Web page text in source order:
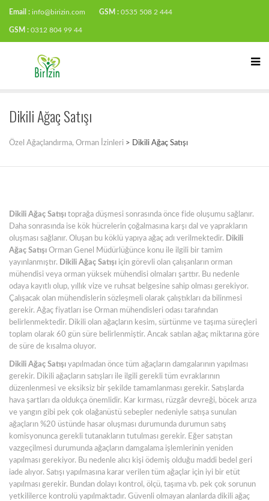
Email : info@birizin.com GSM : 0535 508 2 444
GSM : 0312 804 99 44
Dikili Ağaç Satışı
Özel Ağaçlandırma, Orman İzinleri > Dikili Ağaç Satışı
Dikili Ağaç Satışı toprağa düşmesi sonrasında önce fide oluşumu sağlanır.
Daha sonrasında ise kök hücrelerin çoğalmasına karşı dal ve yaprakların
oluşması sağlanır. Oluşan bu köklü yapıya ağaç adı verilmektedir. Dikili
Ağaç Satışı Orman Genel Müdürlüğünce konu ile ilgili bir tamim
yayınlanmıştır. Dikili Ağaç Satışı için görevli olan çalışanların orman
mühendisi veya orman yüksek mühendisi olmaları şarttır. Bu nedenle
odaya kayıtlı olup, yıllık vize ve ruhsat belgesine sahip olması gerekiyor.
Çalışacak olan mühendislerin sözleşmeli olarak çalıştıkları da bilinmesi
gerekir. Ağaç fiyatları ise Orman mühendisleri odası tarafından
belirlenmektedir. Dikili olan ağaçların kesim, sürtünme ve taşıma süreçleri
toplam olarak 60 gün süre belirlenmiştir. Ancak satılan ağaç miktarına göre
de süre de kısalma oluyor.
Dikili Ağaç Satışı yapılmadan önce tüm ağaçların damgalarının yapılması
gerekir. Dikili ağaçların satışları ile ilgili gerekli tüm evraklarının
düzenlenmesi ve eksiksiz bir şekilde tamamlanması gerekir. Satışlarda
hava şartları da oldukça önemlidir. Kar kırması, rüzgâr devreği, böcek arıza
ve yangın gibi pek çok olağanüstü sebepler nedeniyle satışa sunulan
ağaçların %20 üstünde hasar oluşması durumunda durumun satış
komisyonunca gerekli tutanakların tutulması gerekir. Eğer satıştan
vazgeçilmesi durumunda ağaçların damgalama işlemlerinin yeniden
yapılması gerekiyor. Bu nedenle alıcı kişi ödemiş olduğu maddi bedel geri
iade alıyor. Satışı yapılmasına karar verilen tüm ağaçlar için iyi bir etüt
yapılması gerekir. Bundan dolayı kontrol, ölçü, taşıma vb. pek çok sorunun
yetkililerce kontrolü yapılmaktadır. Güvenli olmayan alanlarda dikili ağaç